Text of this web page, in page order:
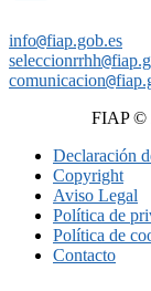
info@fiap.gob.es
seleccionrrhh@
comunicacion@
FIAP ©
Declaración
Copyright
Aviso Legal
Política de
Política de
Contacto